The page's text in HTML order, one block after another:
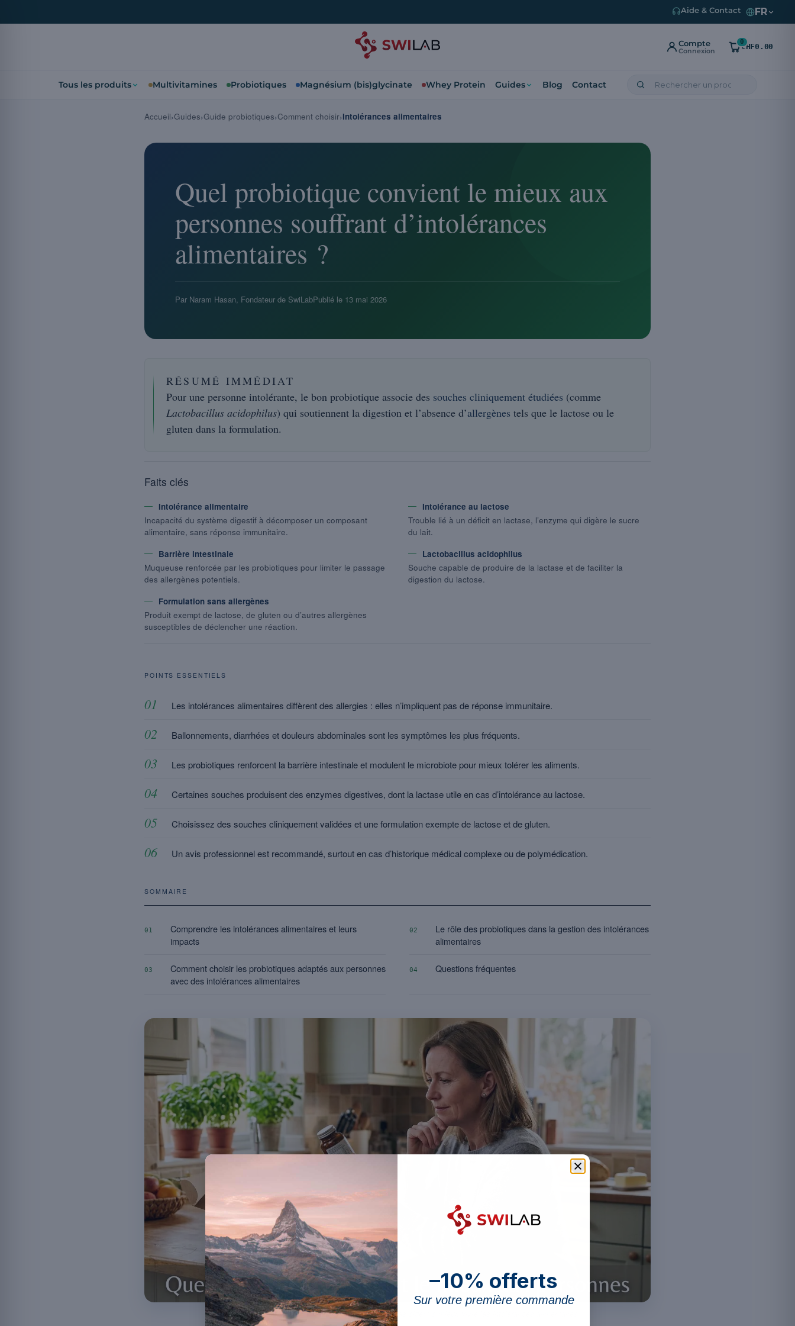
Aide & Contact FR
Compte
Connexion
0
CHF0.00
Tous les produits Multivitamines Probiotiques Magnésium (bis)glycinate Whey Protein Guides Blog Contact
Quel probiotique convient le mieux aux
personnes souffrant d’intolérances
alimentaires ?
Par Naram Hasan, Fondateur de SwiLabPublié le 13 mai 2026
RÉSUMÉ IMMÉDIAT
Pour une personne intolérante, le bon probiotique associe des souches cliniquement étudiées (comme
Lactobacillus acidophilus) qui soutiennent la digestion et l’absence d’allergènes tels que le lactose ou le
gluten dans la formulation.
Faits clés
Intolérance alimentaire
Incapacité du système digestif à décomposer un composant
alimentaire, sans réponse immunitaire.
Intolérance au lactose
Trouble lié à un déficit en lactase, l’enzyme qui digère le sucre
du lait.
Barrière intestinale
Muqueuse renforcée par les probiotiques pour limiter le passage
des allergènes potentiels.
Lactobacillus acidophilus
Souche capable de produire de la lactase et de faciliter la
digestion du lactose.
Formulation sans allergènes
Produit exempt de lactose, de gluten ou d’autres allergènes
susceptibles de déclencher une réaction.
POINTS ESSENTIELS
Les intolérances alimentaires diffèrent des allergies : elles n’impliquent pas de réponse immunitaire.
Ballonnements, diarrhées et douleurs abdominales sont les symptômes les plus fréquents.
Les probiotiques renforcent la barrière intestinale et modulent le microbiote pour mieux tolérer les aliments.
Certaines souches produisent des enzymes digestives, dont la lactase utile en cas d’intolérance au lactose.
Choisissez des souches cliniquement validées et une formulation exempte de lactose et de gluten.
Un avis professionnel est recommandé, surtout en cas d’historique médical complexe ou de polymédication.
SOMMAIRE
01
Comprendre les intolérances alimentaires et leurs
impacts
02
Le rôle des probiotiques dans la gestion des intolérances
alimentaires
03
Comment choisir les probiotiques adaptés aux personnes
avec des intolérances alimentaires
04 Questions fréquentes
Des souches ciblées et une formulation sans allergènes aident à mieux vivre les intolérances alimentaires.
Accueil Guides Guide probiotiques Comment choisir Intolérances alimentaires
–10% offerts
Sur votre première commande